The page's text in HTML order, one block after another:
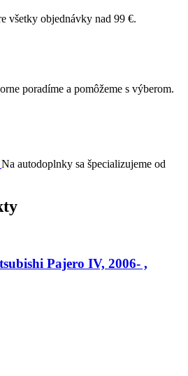
všetky objednávky nad 99 €.
poradíme a pomôžeme s výberom.
Na autodoplnky sa špecializujeme od
Pajero IV, 2006- ,